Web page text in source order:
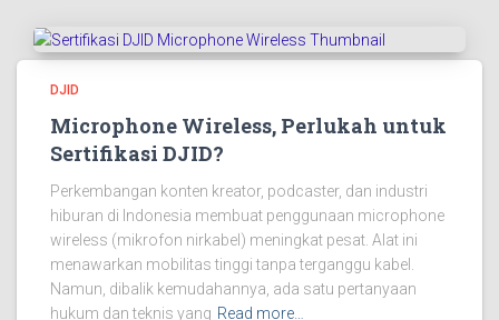
DJID
Microphone Wireless, Perlukah untuk
Sertifikasi DJID?
Perkembangan konten kreator, podcaster, dan industri
hiburan di Indonesia membuat penggunaan microphone
wireless (mikrofon nirkabel) meningkat pesat. Alat ini
menawarkan mobilitas tinggi tanpa terganggu kabel.
Namun, dibalik kemudahannya, ada satu pertanyaan
hukum dan teknis yang Read more…